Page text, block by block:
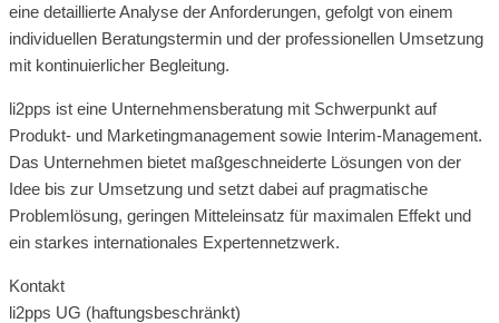
eine detaillierte Analyse der Anforderungen, gefolgt von einem
individuellen Beratungstermin und der professionellen Umsetzung
mit kontinuierlicher Begleitung.
li2pps ist eine Unternehmensberatung mit Schwerpunkt auf
Produkt- und Marketingmanagement sowie Interim-Management.
Das Unternehmen bietet maßgeschneiderte Lösungen von der
Idee bis zur Umsetzung und setzt dabei auf pragmatische
Problemlösung, geringen Mitteleinsatz für maximalen Effekt und
ein starkes internationales Expertennetzwerk.
Kontakt
li2pps UG (haftungsbeschränkt)